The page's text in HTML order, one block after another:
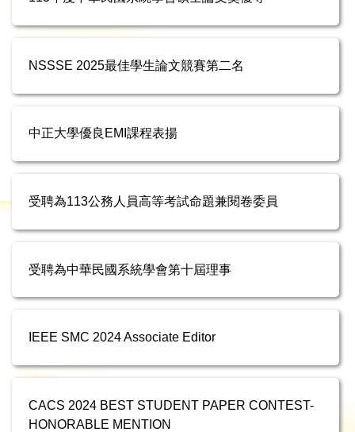
NSSSE 2025最佳學生論文競賽第二名
中正大學優良EMI課程表揚
受聘為113公務人員高等考試命題兼閱卷委員
受聘為中華民國系統學會第十屆理事
IEEE SMC 2024 Associate Editor
CACS 2024 BEST STUDENT PAPER CONTEST-
HONORABLE MENTION